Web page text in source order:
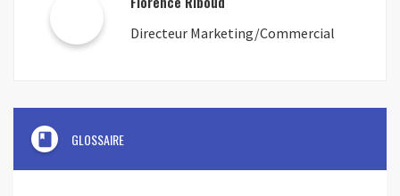
Directeur Marketing/Commercial
book GLOSSAIRE